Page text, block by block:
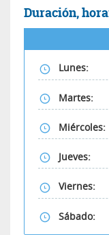
Duración,
Lunes:
Martes:
Miércoles:
Jueves:
Viernes:
Sábado: